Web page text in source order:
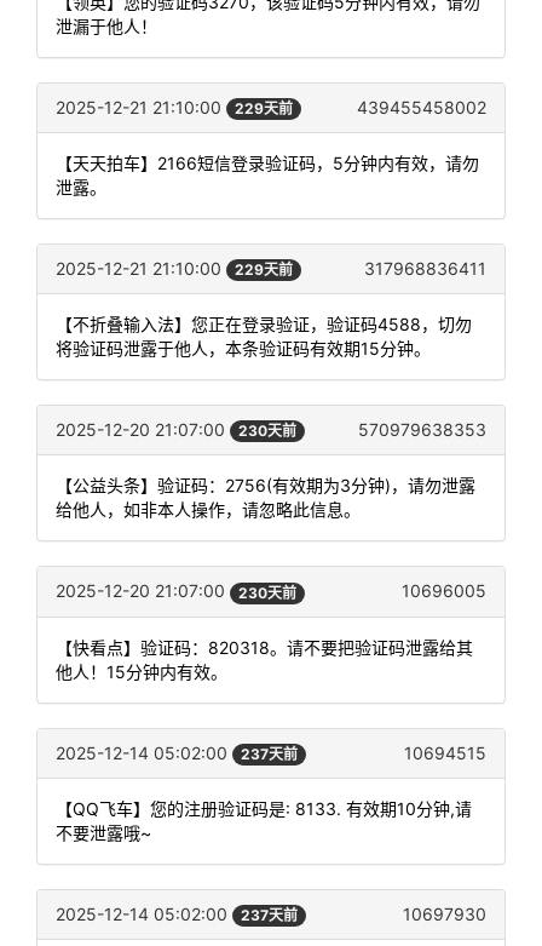
泄漏于他人！
2025-12-21 21:10:00 229天前 439455458002
【天天拍车】2166短信登录验证码，5分钟内有效，请勿
泄露。
2025-12-21 21:10:00 229天前 317968836411
【不折叠输入法】您正在登录验证，验证码4588，切勿
将验证码泄露于他人，本条验证码有效期15分钟。
2025-12-20 21:07:00 230天前 570979638353
【公益头条】验证码：2756(有效期为3分钟)，请勿泄露
给他人，如非本人操作，请忽略此信息。
2025-12-20 21:07:00 230天前 10696005
【快看点】验证码：820318。请不要把验证码泄露给其
他人！15分钟内有效。
2025-12-14 05:02:00 237天前 10694515
【QQ飞车】您的注册验证码是: 8133. 有效期10分钟,请
不要泄露哦~
2025-12-14 05:02:00 237天前 10697930